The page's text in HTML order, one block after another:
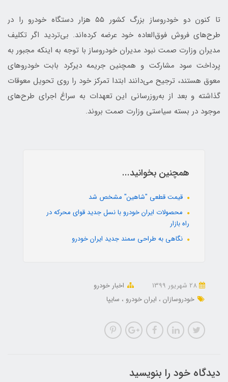
تا کنون دو خودروساز بزرگ کشور ۵۵ هزار دستگاه خودرو را در
طرح‌های فروش فوق‌العاده خود عرضه کرده‌اند. بی‌تردید اگر تکلیف
مدیران وزارت صمت نبود مدیران خودروساز با توجه به اینکه مجبور به
پرداخت سود مشارکت و همچنین جریمه دیرکرد بابت خودروهای
معوق هستند، ترجیح می‌دانند ابتدا تمرکز خود را روی تحویل معوقات
گذاشته و بعد از به‌روزرسانی این تعهدات به سراغ اجرای طرح‌های
موجود در بسته سیاستی وزارت صمت بروند.
همچنین بخوانید...
قیمت قطعی "شاهین" مشخص شد
محصولات ایران خودرو با نسل جدید قوای محرکه در
راه بازار
نگاهی به طراحی سمند جدید ایران خودرو
اخبار خودرو
خودروسازان
ایران خودرو سایپا
دیدگاه خود را بنویسید